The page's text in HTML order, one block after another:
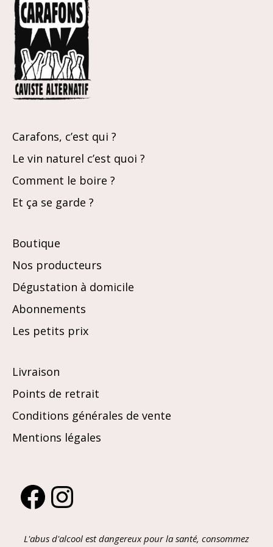
Carafons, c’est qui ?
Le vin naturel c’est quoi ?
Comment le boire ?
Et ça se garde ?
Boutique
Nos producteurs
Dégustation à domicile
Abonnements
Les petits prix
Livraison
Points de retrait
Conditions générales de vente
Mentions légales
FacebookInstagram
L'abus d'alcool est dangereux pour la santé, consommez